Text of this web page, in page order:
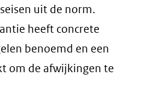
uit de norm.
heeft concrete
benoemd en een
om de afwijkingen te